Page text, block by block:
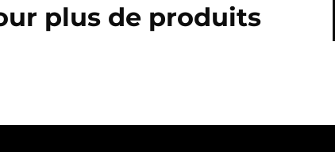
plus de produits